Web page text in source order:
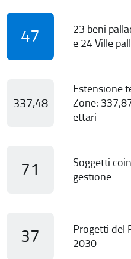
47
23 beni
e 24 Ville
337,48
Estensione
Zone:
ettari
71
Soggetti
gestione
37
Progetti del
2030